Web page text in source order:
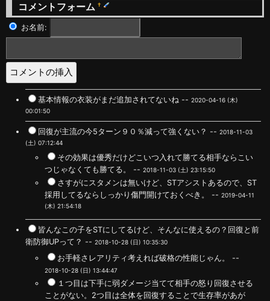
コメントフォーム †
お名前:
基本情報の衣装がまだ追加されてないね -- 2020-04-16 (木)
00:01:50
回復が主流の今5ターン９０％減って強くない？ -- 2018-11-03
(土) 07:12:44
その効果は優秀だけどこいつ入れて勝てる相手ならこい
つじゃなくても勝てる。 -- 2018-11-03 (土) 23:15:50
さすがにスタメンは無いけど、STアシストあるので、ST
採用してるならしっかり傷門開けておくべき。 -- 2019-04-11
(木) 21:54:18
皆んなこの子をSTにしてるけど、そんなに使えるの？回復と前
衛防御UPって？ -- 2018-10-28 (日) 10:35:30
お手軽さレアリティ考えれば破格の性能じゃん。 --
2018-10-28 (日) 13:44:47
１つ目は下手に弱ダメージ当てて相手の怒り回復させる
ことがない。2つ目は全体を回復することで生存率があが